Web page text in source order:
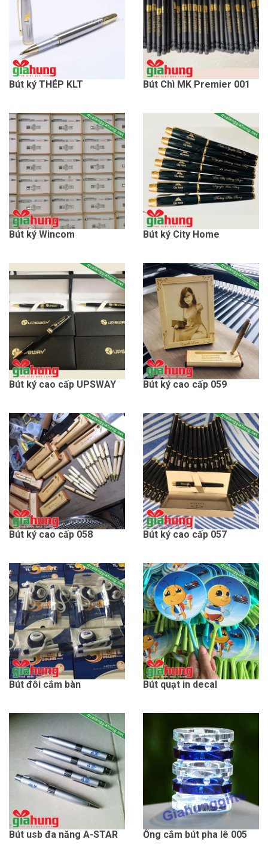
Bút ký THÉP KLT Bút Chì MK Premier 001
Bút ký Wincom Bút ký City Home
Bút ký cao cấp UPSWAY Bút ký cao cấp 059
Bút ký cao cấp 058 Bút ký cao cấp 057
Bút đôi cắm bàn Bút quạt in decal
Bút usb đa năng A-STAR Ống cắm bút pha lê 005